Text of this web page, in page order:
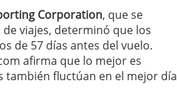
Corporation, que se
viajes, determinó que los
de 57 días antes del vuelo.
afirma que lo mejor es
también fluctúan en el mejor día